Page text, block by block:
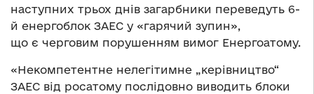
наступних трьох днів загарбники переведуть 6-
й енергоблок ЗАЕС у «гарячий зупин»,
що є черговим порушенням вимог Енергоатому.
«Некомпетентне нелегітимне „керівництво“
ЗАЕС від росатому послідовно виводить блоки